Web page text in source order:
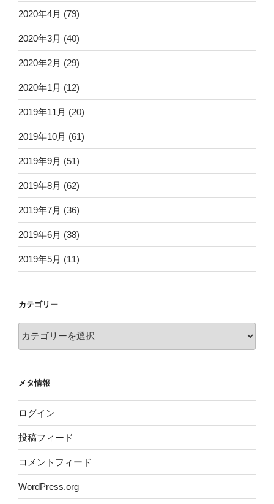
2020年4月 (79)
2020年3月 (40)
2020年2月 (29)
2020年1月 (12)
2019年11月 (20)
2019年10月 (61)
2019年9月 (51)
2019年8月 (62)
2019年7月 (36)
2019年6月 (38)
2019年5月 (11)
カテゴリー
テ
ー
メタ情報
ログイン
投稿フィード
コメントフィード
WordPress.org